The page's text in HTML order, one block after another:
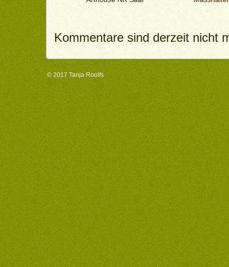
Kommentare sind derzeit nicht
© 2017 Tanja Roolfs